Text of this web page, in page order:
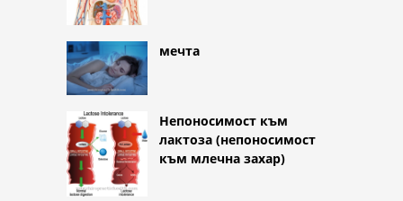
мечта
Непоносимост към
лактоза (непоносимост
към млечна захар)